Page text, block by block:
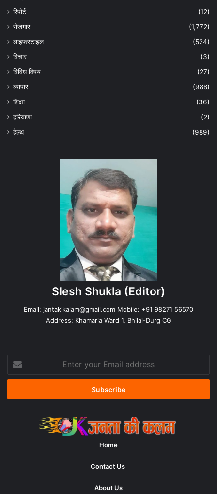
रिपोर्ट
(12)
रोजगार
(1,772)
लाइफस्टाइल
(524)
विचार
(3)
विविध विषय
(27)
व्यापार
(988)
शिक्षा
(36)
हरियाणा
(2)
हेल्‍थ
(989)
Slesh Shukla (Editor)
Email: jantakikalam@gmail.com Mobile: +91 98271 56570
Address: Khamaria Ward 1, Bhilai-Durg CG
your
Email
Home
Contact Us
About Us